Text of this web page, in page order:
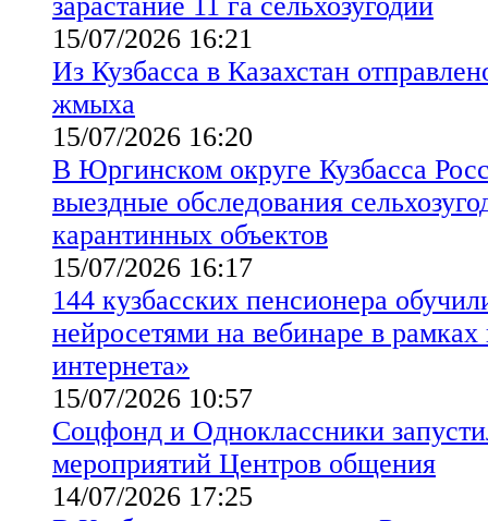
15/07/2026 16:21
Из Кузбасса в Казахстан
жмыха
15/07/2026 16:20
В Юргинском округе Кузбасса
выездные обследования
карантинных объектов
15/07/2026 16:17
144 кузбасских пенсионера
нейросетями на вебинаре в рамках
интернета»
15/07/2026 10:57
Соцфонд и Одноклассники
мероприятий Центров общения
14/07/2026 17:25